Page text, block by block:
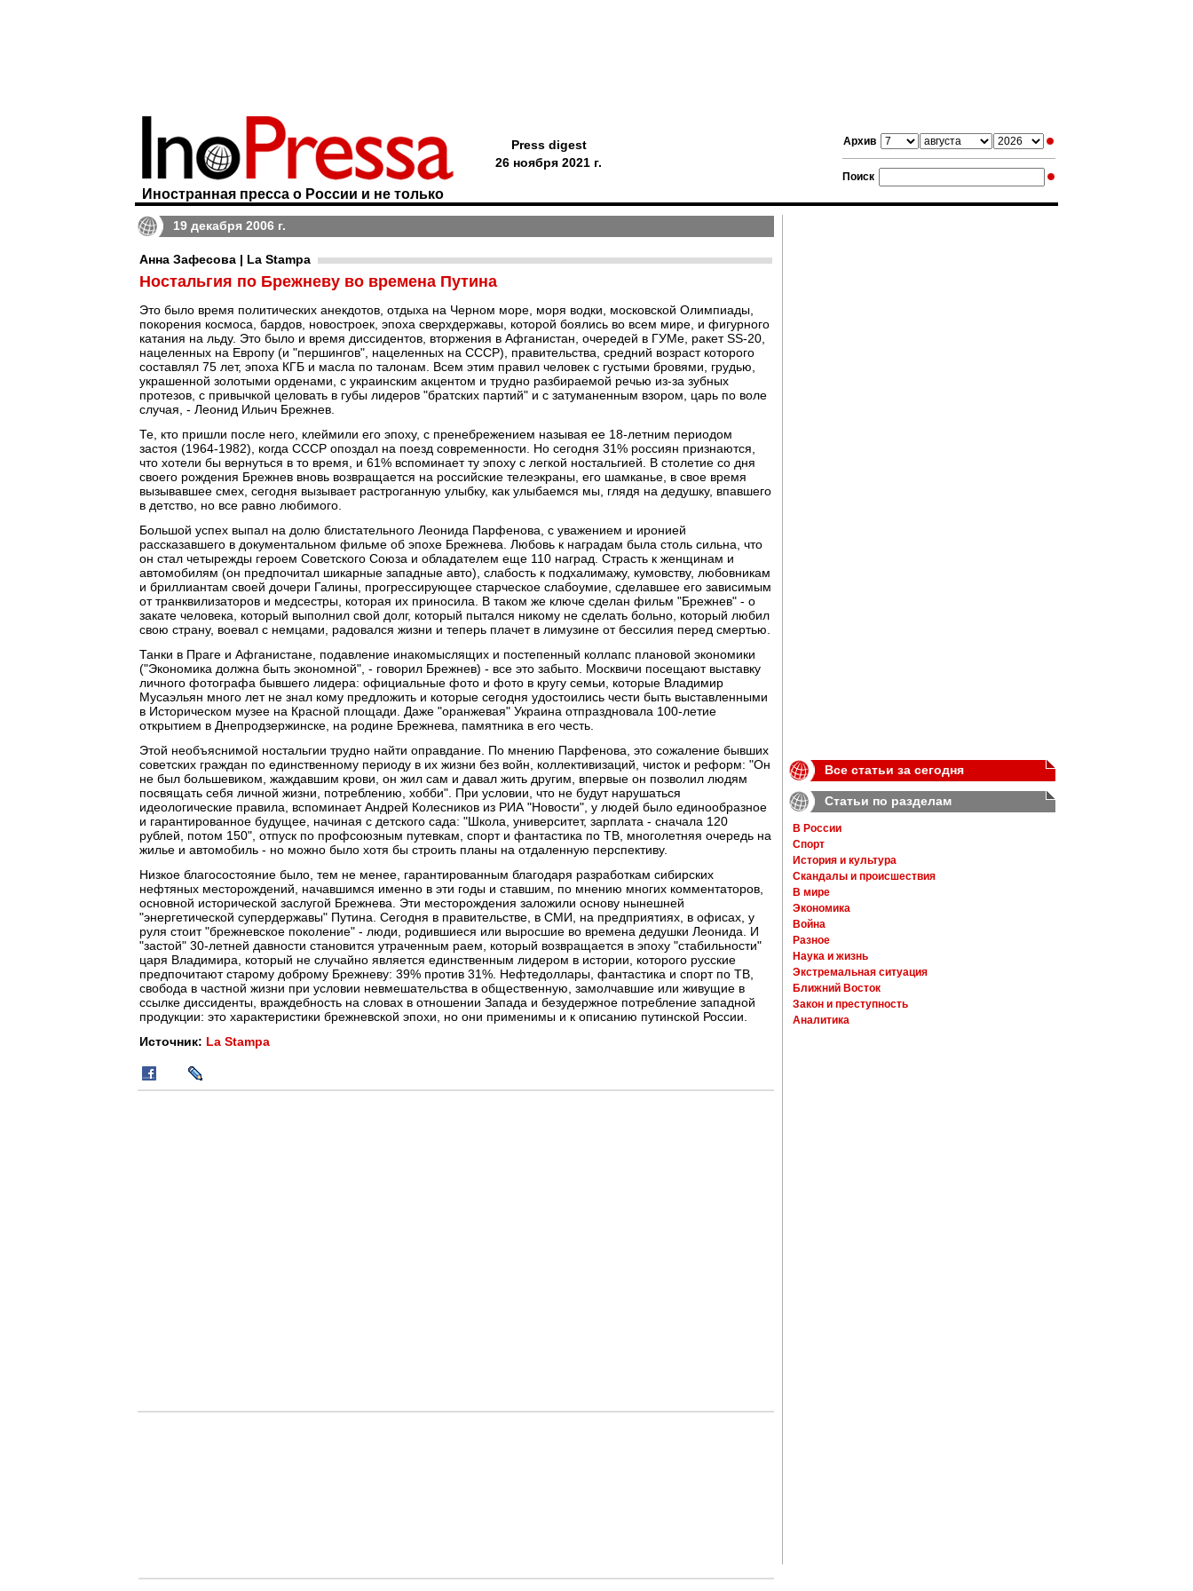
Архив
Поиск
Иностранная пресса о России и не только
Press digest
26 ноября 2021 г.
19 декабря 2006 г.
Анна Зафесова | La Stampa
Ностальгия по Брежневу во времена Путина
Это было время политических анекдотов, отдыха на Черном море, моря водки, московской Олимпиады,
покорения космоса, бардов, новостроек, эпоха сверхдержавы, которой боялись во всем мире, и фигурного
катания на льду. Это было и время диссидентов, вторжения в Афганистан, очередей в ГУМе, ракет SS-20,
нацеленных на Европу (и "першингов", нацеленных на СССР), правительства, средний возраст которого
составлял 75 лет, эпоха КГБ и масла по талонам. Всем этим правил человек с густыми бровями, грудью,
украшенной золотыми орденами, с украинским акцентом и трудно разбираемой речью из-за зубных
протезов, с привычкой целовать в губы лидеров "братских партий" и с затуманенным взором, царь по воле
случая, - Леонид Ильич Брежнев.
Те, кто пришли после него, клеймили его эпоху, с пренебрежением называя ее 18-летним периодом
застоя (1964-1982), когда СССР опоздал на поезд современности. Но сегодня 31% россиян признаются,
что хотели бы вернуться в то время, и 61% вспоминает ту эпоху с легкой ностальгией. В столетие со дня
своего рождения Брежнев вновь возвращается на российские телеэкраны, его шамканье, в свое время
вызывавшее смех, сегодня вызывает растроганную улыбку, как улыбаемся мы, глядя на дедушку, впавшего
в детство, но все равно любимого.
Большой успех выпал на долю блистательного Леонида Парфенова, с уважением и иронией
рассказавшего в документальном фильме об эпохе Брежнева. Любовь к наградам была столь сильна, что
он стал четырежды героем Советского Союза и обладателем еще 110 наград. Страсть к женщинам и
автомобилям (он предпочитал шикарные западные авто), слабость к подхалимажу, кумовству, любовникам
и бриллиантам своей дочери Галины, прогрессирующее старческое слабоумие, сделавшее его зависимым
от транквилизаторов и медсестры, которая их приносила. В таком же ключе сделан фильм "Брежнев" - о
закате человека, который выполнил свой долг, который пытался никому не сделать больно, который любил
свою страну, воевал с немцами, радовался жизни и теперь плачет в лимузине от бессилия перед смертью.
Танки в Праге и Афганистане, подавление инакомыслящих и постепенный коллапс плановой экономики
("Экономика должна быть экономной", - говорил Брежнев) - все это забыто. Москвичи посещают выставку
личного фотографа бывшего лидера: официальные фото и фото в кругу семьи, которые Владимир
Мусаэльян много лет не знал кому предложить и которые сегодня удостоились чести быть выставленными
в Историческом музее на Красной площади. Даже "оранжевая" Украина отпраздновала 100-летие
открытием в Днепродзержинске, на родине Брежнева, памятника в его честь.
Этой необъяснимой ностальгии трудно найти оправдание. По мнению Парфенова, это сожаление бывших
советских граждан по единственному периоду в их жизни без войн, коллективизаций, чисток и реформ: "Он
не был большевиком, жаждавшим крови, он жил сам и давал жить другим, впервые он позволил людям
посвящать себя личной жизни, потреблению, хобби". При условии, что не будут нарушаться
идеологические правила, вспоминает Андрей Колесников из РИА "Новости", у людей было единообразное
и гарантированное будущее, начиная с детского сада: "Школа, университет, зарплата - сначала 120
рублей, потом 150", отпуск по профсоюзным путевкам, спорт и фантастика по ТВ, многолетняя очередь на
жилье и автомобиль - но можно было хотя бы строить планы на отдаленную перспективу.
Низкое благосостояние было, тем не менее, гарантированным благодаря разработкам сибирских
нефтяных месторождений, начавшимся именно в эти годы и ставшим, по мнению многих комментаторов,
основной исторической заслугой Брежнева. Эти месторождения заложили основу нынешней
"энергетической супердержавы" Путина. Сегодня в правительстве, в СМИ, на предприятиях, в офисах, у
руля стоит "брежневское поколение" - люди, родившиеся или выросшие во времена дедушки Леонида. И
"застой" 30-летней давности становится утраченным раем, который возвращается в эпоху "стабильности"
царя Владимира, который не случайно является единственным лидером в истории, которого русские
предпочитают старому доброму Брежневу: 39% против 31%. Нефтедоллары, фантастика и спорт по ТВ,
свобода в частной жизни при условии невмешательства в общественную, замолчавшие или живущие в
ссылке диссиденты, враждебность на словах в отношении Запада и безудержное потребление западной
продукции: это характеристики брежневской эпохи, но они применимы и к описанию путинской России.
Источник: La Stampa
Все статьи за сегодня
Статьи по разделам
В России
Спорт
История и культура
Скандалы и происшествия
В мире
Экономика
Война
Разное
Наука и жизнь
Экстремальная ситуация
Ближний Восток
Закон и преступность
Аналитика